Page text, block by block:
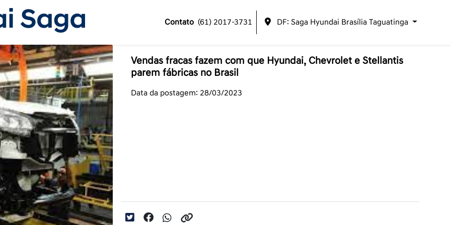
Contato (61) 2017-3731 DF: Saga Hyundai Brasília Taguatinga
Vendas fracas fazem com que Hyundai, Chevrolet e Stellantis
parem fábricas no Brasil
Data da postagem: 28/03/2023